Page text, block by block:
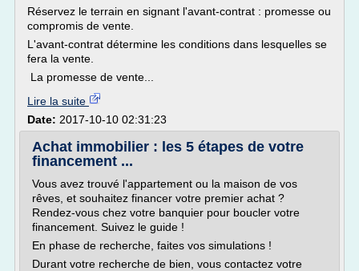
Réservez le terrain en signant l'avant-contrat : promesse ou
compromis de vente.
L'avant-contrat détermine les conditions dans lesquelles se
fera la vente.
La promesse de vente...
Lire la suite
Date: 2017-10-10 02:31:23
Achat immobilier : les 5 étapes de votre
financement ...
Vous avez trouvé l'appartement ou la maison de vos
rêves, et souhaitez financer votre premier achat ?
Rendez-vous chez votre banquier pour boucler votre
financement. Suivez le guide !
En phase de recherche, faites vos simulations !
Durant votre recherche de bien, vous contactez votre